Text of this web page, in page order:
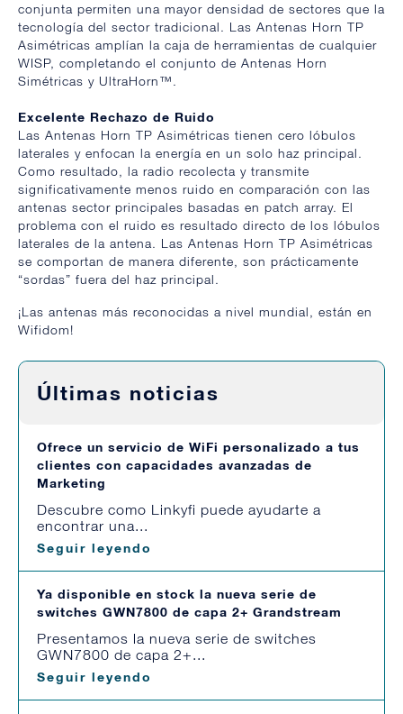
conjunta permiten una mayor densidad de sectores que la
tecnología del sector tradicional. Las Antenas Horn TP
Asimétricas amplían la caja de herramientas de cualquier
WISP, completando el conjunto de Antenas Horn
Simétricas y UltraHorn™.
Excelente Rechazo de Ruido
Las Antenas Horn TP Asimétricas tienen cero lóbulos
laterales y enfocan la energía en un solo haz principal.
Como resultado, la radio recolecta y transmite
significativamente menos ruido en comparación con las
antenas sector principales basadas en patch array. El
problema con el ruido es resultado directo de los lóbulos
laterales de la antena. Las Antenas Horn TP Asimétricas
se comportan de manera diferente, son prácticamente
“sordas” fuera del haz principal.
¡Las antenas más reconocidas a nivel mundial, están en
Wifidom!
Últimas noticias
Ofrece un servicio de WiFi personalizado a tus
clientes con capacidades avanzadas de
Marketing
Descubre como Linkyfi puede ayudarte a
encontrar una...
Seguir leyendo
Ya disponible en stock la nueva serie de
switches GWN7800 de capa 2+ Grandstream
Presentamos la nueva serie de switches
GWN7800 de capa 2+...
Seguir leyendo